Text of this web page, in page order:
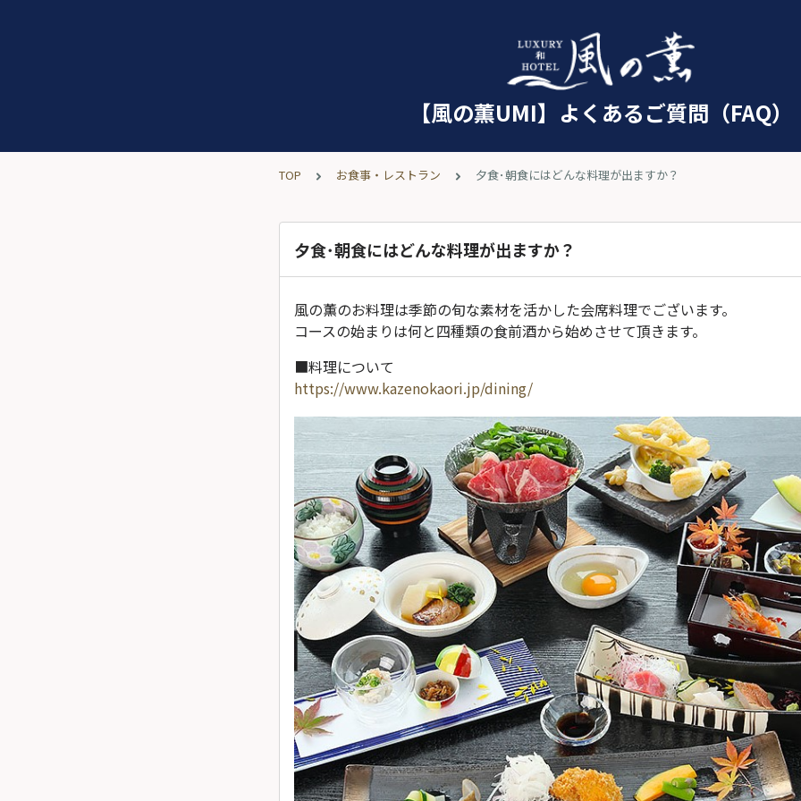
【風の薫UMI】よくあるご質問（FAQ）
TOP お食事・レストラン 夕食･朝食にはどんな料理が出ますか？
夕食･朝食にはどんな料理が出ますか？
風の薫のお料理は季節の旬な素材を活かした会席料理でございます。
コースの始まりは何と四種類の食前酒から始めさせて頂きます。
■料理について
https://www.kazenokaori.jp/dining/